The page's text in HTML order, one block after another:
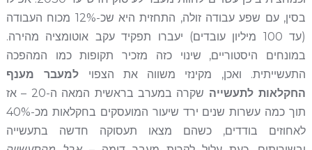
בסין, עם שפע עבודה זולה, התחזית היא שכ-12% מכוח העבודה
(עד 100 מיליון עובדים) יעברו תפקיד עקב אוטומציה מהירה.
במונחים היסטוריים, שינוי כזה מזכיר תקופות כמו המהפכה
התעשייתית. ואכן, מקינזי משווה את הצפוי למעבר מענף
החקלאות לתעשייה
שקרה במערב בראשית המאה ה-20 – אז
תוך כמה עשרות שנים ירד שיעור המועסקים בחקלאות מכ-40%
לאחוזים בודדים, כשהם מצאו תעסוקה חדשה בתעשייה